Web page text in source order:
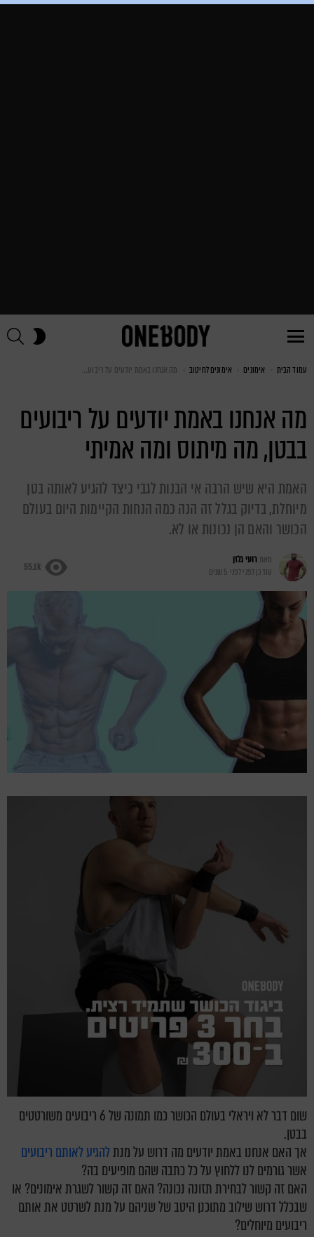
SKIN
You are here:
עמוד הבית אימונים אימונים לחיטוב מה אנחנו באמת יודעים על ריבועים בבטן, מה מיתוס ומה אמיתי
מה אנחנו באמת יודעים על ריבועים
בבטן, מה מיתוס ומה אמיתי
האמת היא שיש הרבה אי הבנות לגבי כיצד להגיע לאותה בטן
מיוחלת, בדיוק בגלל זה הנה כמה הנחות הקיימות היום בעולם
הכושר והאם הן נכונות או לא.
מאתרועי גלזן
עודכן לפנילפני 5 שנים 55.1k
שום דבר לא ויראלי בעולם הכושר כמו תמונה של 6 ריבועים משורטטים
בבטן.
אך האם אנחנו באמת יודעים מה דרוש על מנתלהגיע לאותם ריבועים
אשר גורמים לנו ללחוץ על כל כתבה שהם מופיעים בה?
האם זה קשור לבחירת תזונה נכונה? האם זה קשור לשגרת אימונים? או
שבכלל דרוש שילוב מתוכנן היטב של שניהם על מנת לשרטט את אותם
ריבועים מיוחלים?